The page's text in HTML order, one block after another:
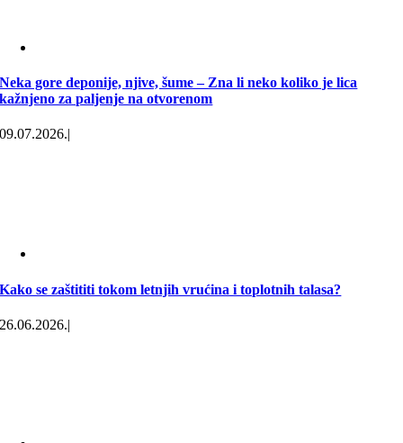
Neka gore deponije, njive, šume – Zna li neko koliko je lica
kažnjeno za paljenje na otvorenom
09.07.2026.|
Kako se zaštititi tokom letnjih vrućina i toplotnih talasa?
26.06.2026.|